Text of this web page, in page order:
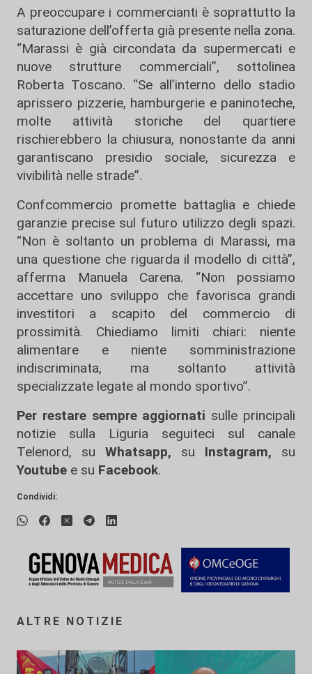
A preoccupare i commercianti è soprattutto la
saturazione dell’offerta già presente nella zona.
“Marassi è già circondata da supermercati e
nuove strutture commerciali”, sottolinea
Roberta Toscano. “Se all’interno dello stadio
aprissero pizzerie, hamburgerie e paninoteche,
molte attività storiche del quartiere
rischierebbero la chiusura, nonostante da anni
garantiscano presidio sociale, sicurezza e
vivibilità nelle strade”.
Confcommercio promette battaglia e chiede
garanzie precise sul futuro utilizzo degli spazi.
“Non è soltanto un problema di Marassi, ma
una questione che riguarda il modello di città”,
afferma
Manuela Carena. “Non possiamo
accettare uno sviluppo che favorisca grandi
investitori a scapito del commercio di
prossimità. Chiediamo limiti chiari: niente
alimentare e niente somministrazione
indiscriminata, ma soltanto attività
specializzate legate al mondo sportivo”.
Per restare sempre aggiornati sulle principali
notizie sulla Liguria seguiteci sul canale
Telenord, su
Whatsapp, su Instagram, su
Youtube e su Facebook.
Condividi:
ALTRE NOTIZIE